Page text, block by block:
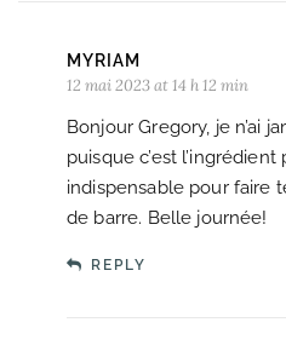
MYRIAM
12 mai 2023 at 14 h 12 min
Bonjour Gregory, je n’ai
puisque c’est
indispensable pour faire
de barre. Belle journée!
REPLY